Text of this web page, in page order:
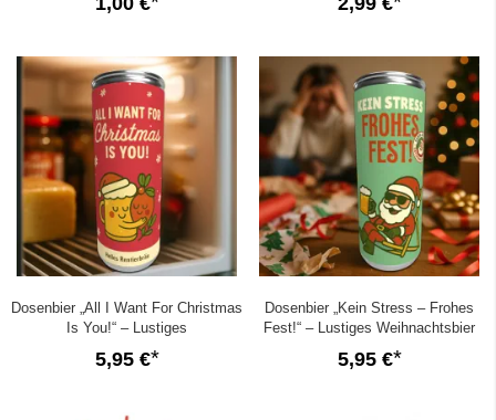
Dosenbier „All I Want For Christmas
Is You!“ – Lustiges
Weihnachtsgeschenk für Freund
5,95 €
Dosenbier „Kein Stress – Frohes
Fest!“ – Lustiges Weihnachtsbier
5,95 €